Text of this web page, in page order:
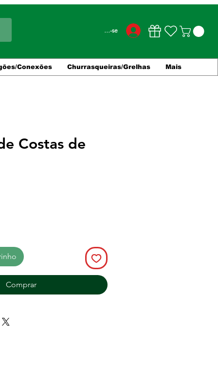
Conecte-se
Conexões Churrasqueiras/Grelhas Mais
Costas de
Comprar